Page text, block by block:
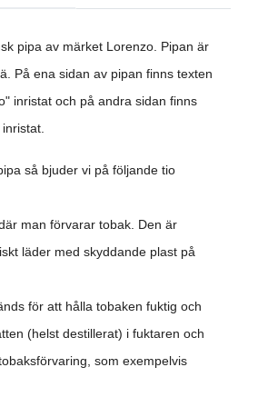
pipa av märket Lorenzo. Pipan är
På ena sidan av pipan finns texten
inristat och på andra sidan finns
så bjuder vi på följande tio
man förvarar tobak. Den är
läder med skyddande plast på
för att hålla tobaken fuktig och
(helst destillerat) i fuktaren och
som exempelvis